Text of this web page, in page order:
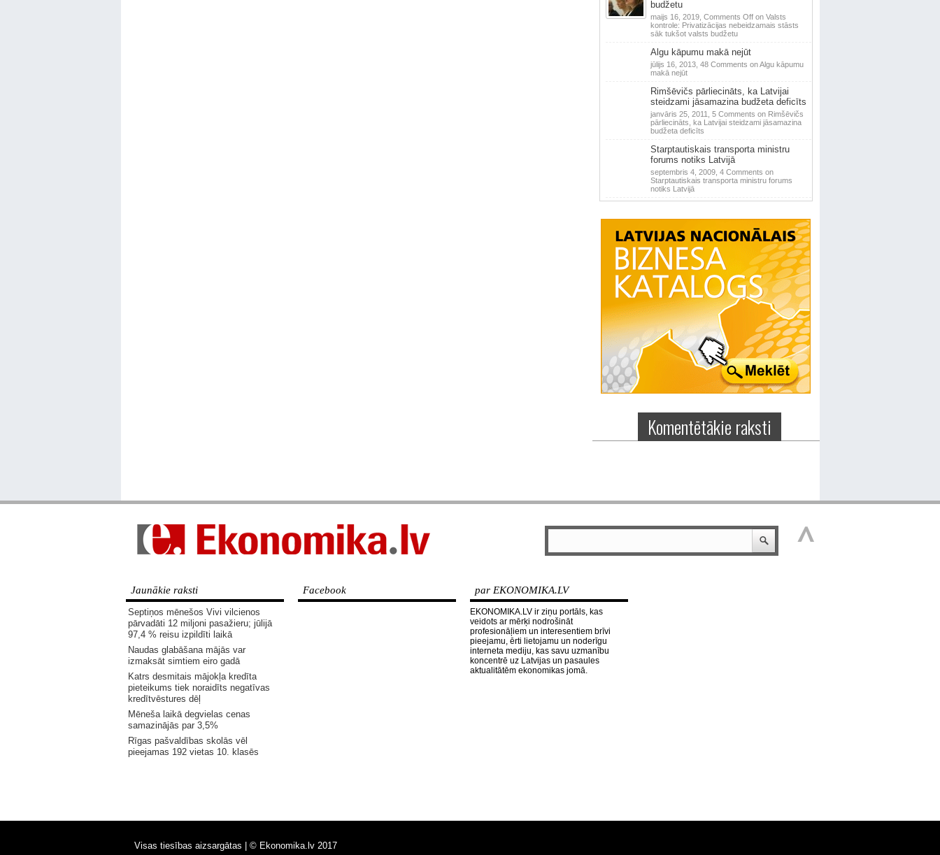
budžetu
maijs 16, 2019, Comments Offon Valsts
kontrole: Privatizācijas nebeidzamais stāsts
sāk tukšot valsts budžetu
Algu kāpumu makā nejūt
jūlijs 16, 2013, 48 Comments on Algu kāpumu
makā nejūt
Rimšēvičs pārliecināts, ka Latvijai
steidzami jāsamazina budžeta deficīts
janvāris 25, 2011, 5 Comments on Rimšēvičs
pārliecināts, ka Latvijai steidzami jāsamazina
budžeta deficīts
Starptautiskais transporta ministru
forums notiks Latvijā
septembris 4, 2009, 4 Comments on
Starptautiskais transporta ministru forums
notiks Latvijā
Komentētākie raksti
Jaunākie raksti
Septiņos mēnešos Vivi vilcienos
pārvadāti 12 miljoni pasažieru; jūlijā
97,4 % reisu izpildīti laikā
Naudas glabāšana mājās var
izmaksāt simtiem eiro gadā
Katrs desmitais mājokļa kredīta
pieteikums tiek noraidīts negatīvas
kredītvēstures dēļ
Mēneša laikā degvielas cenas
samazinājās par 3,5%
Rīgas pašvaldības skolās vēl
pieejamas 192 vietas 10. klasēs
Facebook par EKONOMIKA.LV
EKONOMIKA.LV ir ziņu portāls, kas
veidots ar mērķi nodrošināt
profesionāļiem un interesentiem brīvi
pieejamu, ērti lietojamu un noderīgu
interneta mediju, kas savu uzmanību
koncentrē uz Latvijas un pasaules
aktualitātēm ekonomikas jomā.
Visas tiesības aizsargātas | © Ekonomika.lv 2017